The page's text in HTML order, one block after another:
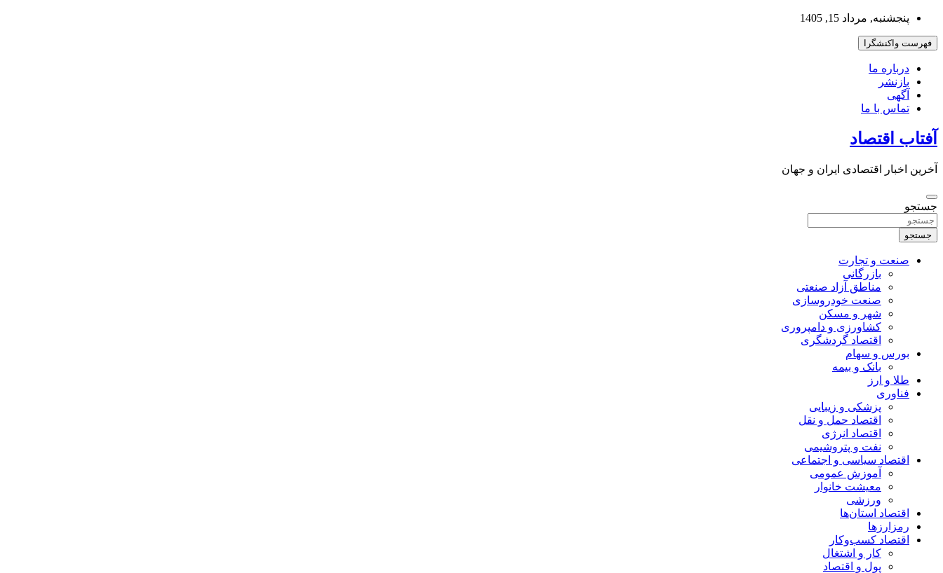
بروید
پنجشنبه, مرداد 15, 1405
فهرست واکنشگرا
درباره ما
بازنشر
آگهی
تماس با ما
آفتاب اقتصاد
آخرین اخبار اقتصادی ایران و جهان
جستجو
جستجو
صنعت و تجارت
بازرگانی
مناطق آزاد صنعتی
صنعت خودروسازی
شهر و مسکن
کشاورزی و دامپروری
اقتصاد گردشگری
بورس و سهام
بانک و بیمه
طلا و ارز
فناوری
پزشکی و زیبایی
اقتصاد حمل و نقل
اقتصاد انرژی
نفت و پتروشیمی
اقتصاد سیاسی و اجتماعی
آموزش عمومی
معیشت خانوار
ورزشی
اقتصاد استان‌ها
رمزارزها
اقتصاد کسب‌و‌کار
کار و اشتغال
پول و اقتصاد